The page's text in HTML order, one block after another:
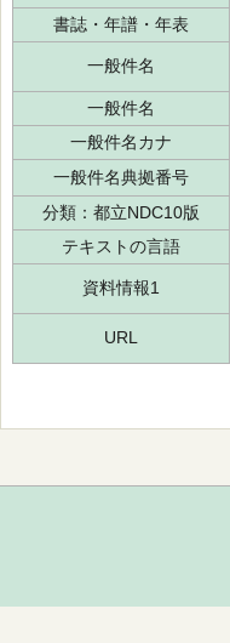
書誌・年譜・年表
一般件名
一般件名
一般件名カナ
一般件名典拠番号
分類：都立NDC10版
テキストの言語
資料情報1
URL